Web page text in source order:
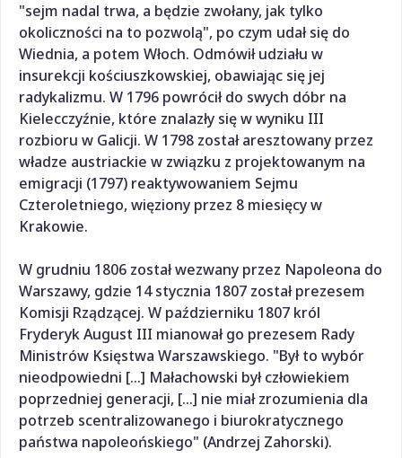
"sejm nadal trwa, a będzie zwołany, jak tylko
okoliczności na to pozwolą", po czym udał się do
Wiednia, a potem Włoch. Odmówił udziału w
insurekcji kościuszkowskiej, obawiając się jej
radykalizmu. W 1796 powrócił do swych dóbr na
Kielecczyźnie, które znalazły się w wyniku III
rozbioru w Galicji. W 1798 został aresztowany przez
władze austriackie w związku z projektowanym na
emigracji (1797) reaktywowaniem Sejmu
Czteroletniego, więziony przez 8 miesięcy w
Krakowie.
W grudniu 1806 został wezwany przez Napoleona do
Warszawy, gdzie 14 stycznia 1807 został prezesem
Komisji Rządzącej. W październiku 1807 król
Fryderyk August III mianował go prezesem Rady
Ministrów Księstwa Warszawskiego. "Był to wybór
nieodpowiedni [...] Małachowski był człowiekiem
poprzedniej generacji, [...] nie miał zrozumienia dla
potrzeb scentralizowanego i biurokratycznego
państwa napoleońskiego" (Andrzej Zahorski).